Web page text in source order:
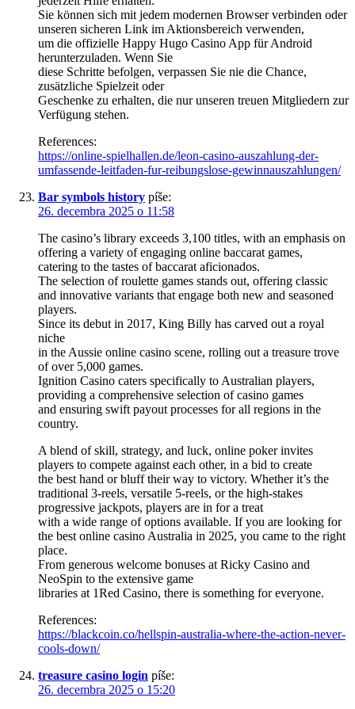
Sie können sich mit jedem modernen Browser verbinden oder
unseren sicheren Link im Aktionsbereich verwenden,
um die offizielle Happy Hugo Casino App für Android
herunterzuladen. Wenn Sie
diese Schritte befolgen, verpassen Sie nie die Chance,
zusätzliche Spielzeit oder
Geschenke zu erhalten, die nur unseren treuen Mitgliedern zur
Verfügung stehen.
References:
https://online-spielhallen.de/leon-casino-auszahlung-der-
umfassende-leitfaden-fur-reibungslose-gewinnauszahlungen/
Bar symbols history píše:
26. decembra 2025 o 11:58
The casino’s library exceeds 3,100 titles, with an emphasis on
offering a variety of engaging online baccarat games,
catering to the tastes of baccarat aficionados.
The selection of roulette games stands out, offering classic
and innovative variants that engage both new and seasoned
players.
Since its debut in 2017, King Billy has carved out a royal
niche
in the Aussie online casino scene, rolling out a treasure trove
of over 5,000 games.
Ignition Casino caters specifically to Australian players,
providing a comprehensive selection of casino games
and ensuring swift payout processes for all regions in the
country.
A blend of skill, strategy, and luck, online poker invites
players to compete against each other, in a bid to create
the best hand or bluff their way to victory. Whether it’s the
traditional 3-reels, versatile 5-reels, or the high-stakes
progressive jackpots, players are in for a treat
with a wide range of options available. If you are looking for
the best online casino Australia in 2025, you came to the right
place.
From generous welcome bonuses at Ricky Casino and
NeoSpin to the extensive game
libraries at 1Red Casino, there is something for everyone.
References:
https://blackcoin.co/hellspin-australia-where-the-action-never-
cools-down/
treasure casino login píše:
26. decembra 2025 o 15:20